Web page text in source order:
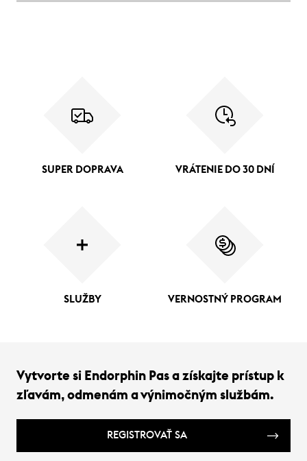
SUPER DOPRAVA VRÁTENIE DO 30 DNÍ
SLUŽBY VERNOSTNÝ PROGRAM
Vytvorte si Endorphin Pas a získajte prístup k
zľavám, odmenám a výnimočným službám.
REGISTROVAŤ SA